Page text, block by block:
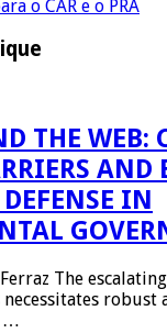
o CAR e o PRA
THE WEB:
AND
IN
The
robust
…